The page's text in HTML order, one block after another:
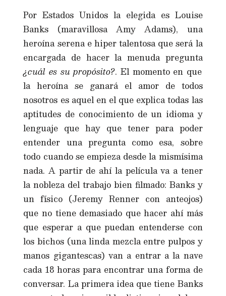
Por Estados Unidos la elegida es Louise
Banks (maravillosa Amy Adams), una
heroína serena e hiper talentosa que será la
encargada de hacer la menuda pregunta
¿cuál es su propósito?. El momento en que
la heroína se ganará el amor de todos
nosotros es aquel en el que explica todas las
aptitudes de conocimiento de un idioma y
lenguaje que hay que tener para poder
entender una pregunta como esa, sobre
todo cuando se empieza desde la mismísima
nada. A partir de ahí la película va a tener
la nobleza del trabajo bien filmado: Banks y
un físico (Jeremy Renner con anteojos)
que no tiene demasiado que hacer ahí más
que esperar a que puedan entenderse con
los bichos (una linda mezcla entre pulpos y
manos gigantescas) van a entrar a la nave
cada 18 horas para encontrar una forma de
conversar. La primera idea que tiene Banks